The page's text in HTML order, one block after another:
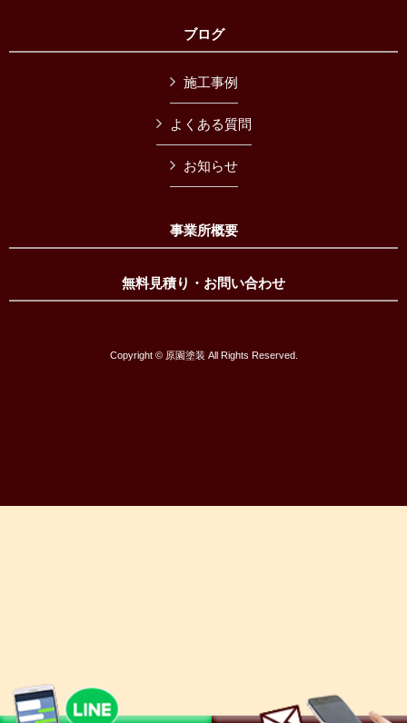
ブログ
施工事例
よくある質問
お知らせ
事業所概要
無料見積り・お問い合わせ
Copyright © 原園塗装 All Rights Reserved.